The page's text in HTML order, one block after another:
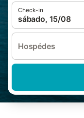
Check-in
sábado, 15/08
Hospédes